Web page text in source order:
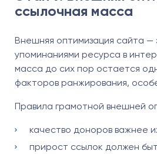
ссылочная масса
Внешняя оптимизация сайта —
упоминаниями ресурса в
масса до сих пор остается
факторов ранжирования,
Правила грамотной внешней
качество доноров важнее
прирост ссылок должен